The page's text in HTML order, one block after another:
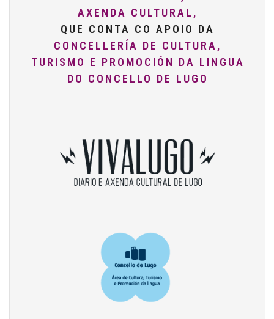
AXENDA CULTURAL,
QUE CONTA CO APOIO DA
CONCELLERÍA DE CULTURA,
TURISMO E PROMOCIÓN DA LINGUA
DO CONCELLO DE LUGO